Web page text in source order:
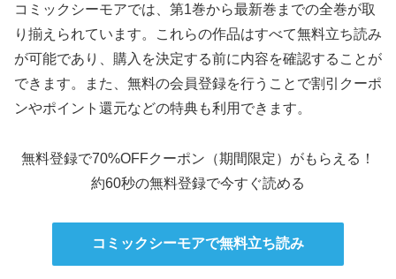
コミックシーモアでは、第1巻から最新巻までの全巻が取
り揃えられています。これらの作品はすべて無料立ち読み
が可能であり、購入を決定する前に内容を確認することが
できます。また、無料の会員登録を行うことで割引クーポ
ンやポイント還元などの特典も利用できます。
無料登録で70%OFFクーポン（期間限定）がもらえる！
約60秒の無料登録で今すぐ読める
コミックシーモアで無料立ち読み